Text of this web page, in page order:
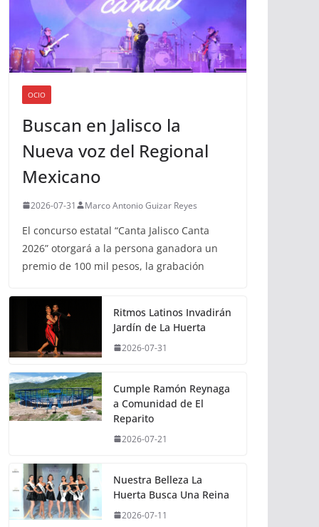
OCIO
Buscan en Jalisco la
Nueva voz del Regional
Mexicano
2026-07-31 Marco Antonio Guizar Reyes
El concurso estatal “Canta Jalisco Canta
2026” otorgará a la persona ganadora un
premio de 100 mil pesos, la grabación
Ritmos Latinos Invadirán
Jardín de La Huerta
2026-07-31
Cumple Ramón Reynaga
a Comunidad de El
Reparito
2026-07-21
Nuestra Belleza La
Huerta Busca Una Reina
2026-07-11